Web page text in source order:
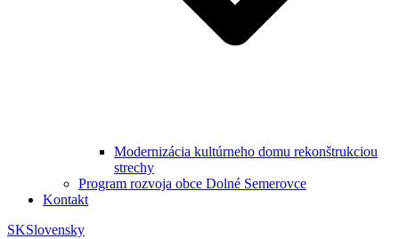
Modernizácia kultúrneho domu rekonštrukciou
strechy
Program rozvoja obce Dolné Semerovce
Kontakt
SKSlovensky